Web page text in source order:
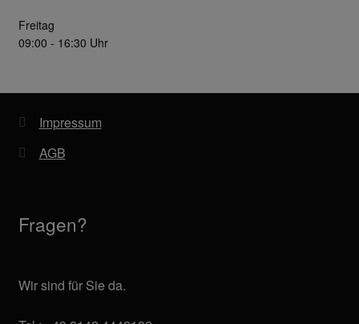
Freitag
09:00 - 16:30 Uhr
Impressum
AGB
Fragen?
Wir sind für Sie da.